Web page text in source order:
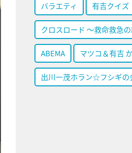
バラエティ 有吉クイズ
クロスロード ～救命救急
ABEMA マツコ＆有吉
出川一茂ホラン☆フシギの